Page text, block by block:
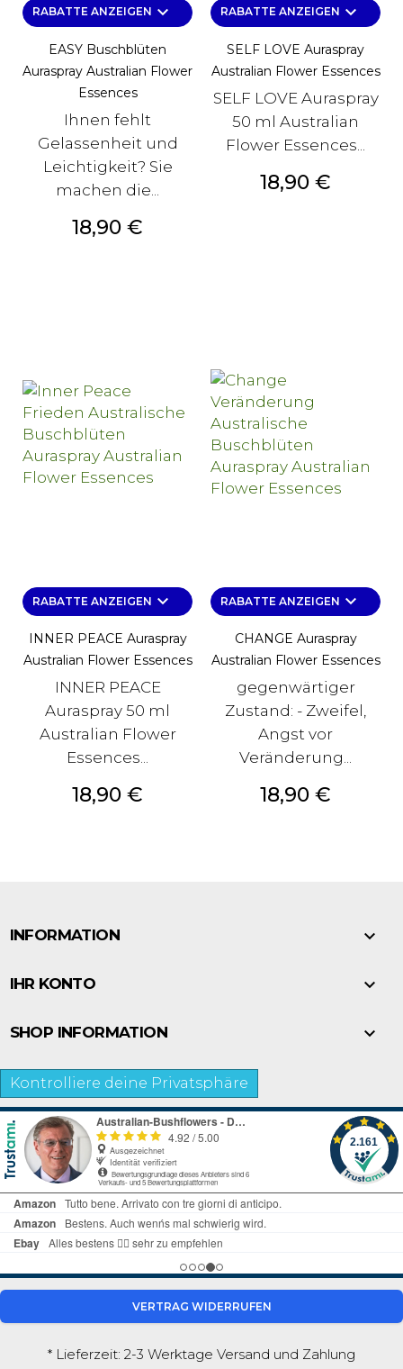
RABATTE ANZEIGEN keyboard_arrow_down
EASY Buschblüten
Auraspray Australian Flower
Essences
Ihnen fehlt
Gelassenheit und
Leichtigkeit? Sie
machen die...
Preis
18,90 €
RABATTE ANZEIGEN keyboard_arrow_down
SELF LOVE Auraspray
Australian Flower Essences
SELF LOVE Auraspray
50 ml Australian
Flower Essences...
Preis
18,90 €
RABATTE ANZEIGEN keyboard_arrow_down
INNER PEACE Auraspray
Australian Flower Essences
INNER PEACE
Auraspray 50 ml
Australian Flower
Essences...
Preis
18,90 €
RABATTE ANZEIGEN keyboard_arrow_down
CHANGE Auraspray
Australian Flower Essences
gegenwärtiger
Zustand: - Zweifel,
Angst vor
Veränderung...
Preis
18,90 €
INFORMATION 
IHR KONTO 
SHOP INFORMATION 
Kontrolliere deine Privatsphäre
VERTRAG WIDERRUFEN
* Lieferzeit: 2-3 Werktage Versand und Zahlung